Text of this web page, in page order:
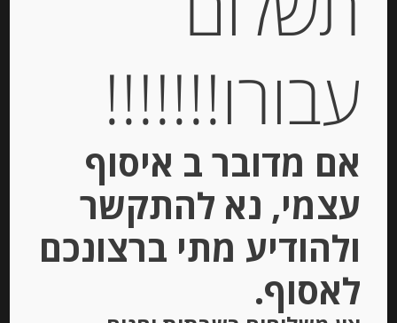
56.00
יחידות
הוספה לסל
Stock
עבורו!!!!!!!
אם מדובר ב איסוף
עצמי, נא להתקשר
ולהודיע מתי ברצונכם
לאסוף.